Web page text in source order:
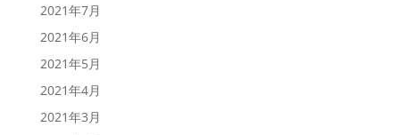
2021年7月
2021年6月
2021年5月
2021年4月
2021年3月